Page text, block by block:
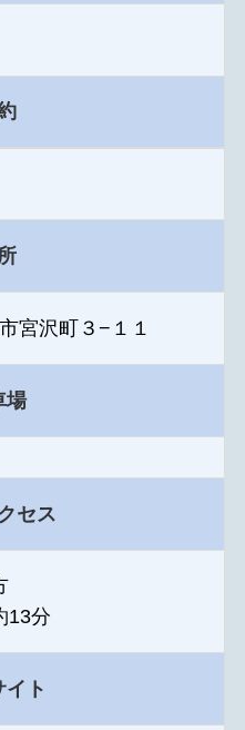
宮沢町３−１１
場
セス
13分
イト